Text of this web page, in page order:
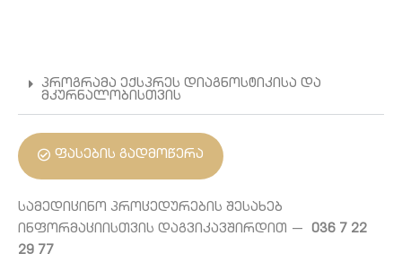
პროგრამა ექსპრეს დიაგნოსტიკისა და
მკურნალობისთვის
ფასების გადმოწერა
სამედიცინო პროცედურების შესახებ
ინფორმაციისთვის დაგვიკავშირდით — 036 7 22
29 77